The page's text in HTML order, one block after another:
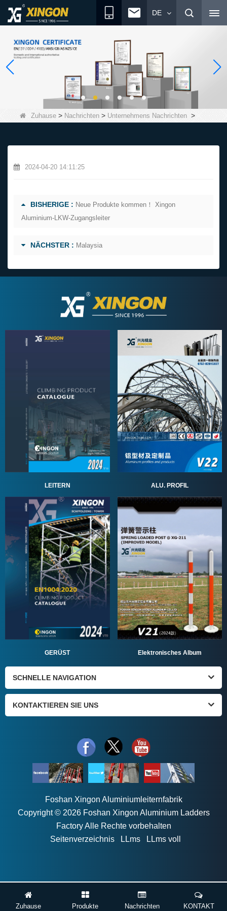
DE
Zuhause > Nachrichten > Unternehmens Nachrichten >
2024-04-20 14:11:25
BISHERIGE : Neue Produkte kommen！ Xingon
Aluminium-LKW-Zugangsleiter
NÄCHSTER : Malaysia
LEITERN ALU. PROFIL
GERÜST Elektronisches Album
SCHNELLE NAVIGATION
KONTAKTIEREN SIE UNS
Foshan Xingon Aluminiumleiternfabrik
Copyright © 2026 Foshan Xingon Aluminium Ladders
Factory Alle Rechte vorbehalten
Seitenverzeichnis
LLms LLms voll
Zuhause Produkte Nachrichten KONTAKT